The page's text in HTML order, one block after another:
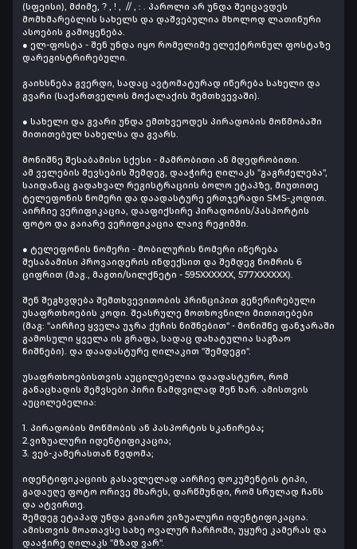
(სფეისი), მძიმე, ? , ! , // , : . პაროლი არ უნდა შეიცავდეს
მომხმარებლის სახელს და დაშვებულია მხოლოდ ლათინური
ასოების გამოყენება.
● ელ-ფოსტა - შენ უნდა იყო რომელიმე ელექტრონულ ფოსტაზე
დარეგისტრირებული.
გაიხსნება გვერდი, სადაც ავტომატურად იწერება სახელი და
გვარი (საქართველოს მოქალაქის შემთხვევაში).
● სახელი და გვარი უნდა ემთხვეოდეს პირადობის მოწმობაში
მითითებულ სახელსა და გვარს.
მონიშნე შესაბამისი სქესი - მამრობითი ან მდედრობითი.
ამ ველების შევსების შემდეგ, დააჭირე ღილაკს "გაგრძელება",
საიდანაც გადახვალ რეგისტრაციის ბოლო ეტაპზე, მიუთითე
ტელეფონის ნომერი და დაადასტურე ერთჯერადი SMS-კოდით.
აირჩიე ვერიფიკაცია, დააფიქსირე პირადობის/პასპორტის
ფოტო და გაიარე ვერიფიკაცია ლაივ რეჟიმში.
● ტელეფონის ნომერი - მობილურის ნომერი იწერება
შესაბამისი პროვაიდერის ინდექსით და შემდეგ ნომრის 6
ციფრით (მაგ., მაგთი/სილქნეტი - 595XXXXXX, 577XXXXXX).
შენ შეგხვდება შემთხვევითობის პრინციპით გენერირებული
უსაფრთხოების კოდი. შეასრულე მოთხოვნილი მითითებები
(მაგ: "აირჩიე ყველა უჯრა ქუჩის ნიშნებით" - მონიშნე ფანჯარაში
გამოსული ყველა ის გრაფა, სადაც დახატულია საგზაო
ნიშნები). და დაადასტურე ღილაკით "შემდეგი".
უსაფრთხოებისთვის აუცილებელია დაადასტურო, რომ
განაცხადის შემვსები პირი ნამდვილად შენ ხარ. ამისთვის
აუცილებელია:
1. პირადობის მოწმობის ან პასპორტის სკანირება;
2.ვიზუალური იდენტიფიკაცია;
3. ვებ-კამერასთან წვდომა;
იდენტიფიკაციის გასავლელად აირჩიე დოკუმენტის ტიპი,
გადაუღე ფოტო ორივე მხარეს, დარწმუნდი, რომ სრულად ჩანს
და ატვირთე.
შემდეგ ეტაპად უნდა გაიარო ვიზუალური იდენტიფიკაცია.
ამისთვის მოათავსე სახე ოვალურ ჩარჩოში, უყურე კამერას და
დააჭირე ღილაკს "მზად ვარ".